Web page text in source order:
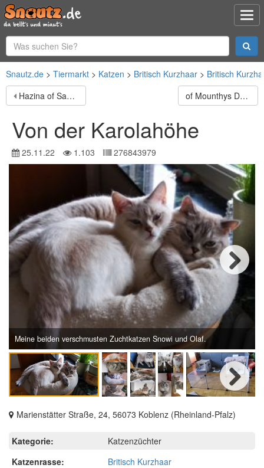
Snautz.de Tiermarkt Katzen Britisch Kurzhaar
Britisch
Hazina of Savannahcat
of Mounthys Dreamland
Von der Karolahöhe
25.11.22 1.103 276843979
Meine beiden verschmusten Zuchtkatzen Snowi und Olaf.
Next
Next
Marienstätter Straße, 24, 56073 Koblenz (Rheinland-Pfalz)
Kategorie:
Katzenzüchter
Katzenrasse:
Britisch Kurzhaar